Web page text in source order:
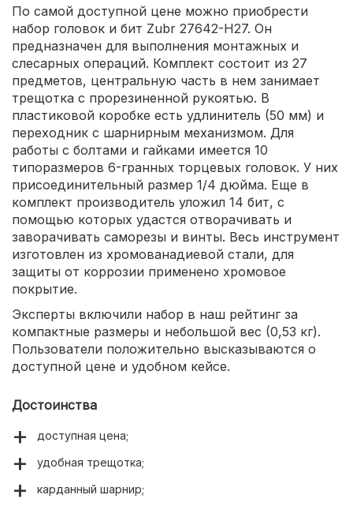
По самой доступной цене можно приобрести
набор головок и бит Zubr 27642-H27. Он
предназначен для выполнения монтажных и
слесарных операций. Комплект состоит из 27
предметов, центральную часть в нем занимает
трещотка с прорезиненной рукоятью. В
пластиковой коробке есть удлинитель (50 мм) и
переходник с шарнирным механизмом. Для
работы с болтами и гайками имеется 10
типоразмеров 6-гранных торцевых головок. У них
присоединительный размер 1/4 дюйма. Еще в
комплект производитель уложил 14 бит, с
помощью которых удастся отворачивать и
заворачивать саморезы и винты. Весь инструмент
изготовлен из хромованадиевой стали, для
защиты от коррозии применено хромовое
покрытие.
Эксперты включили набор в наш рейтинг за
компактные размеры и небольшой вес (0,53 кг).
Пользователи положительно высказываются о
доступной цене и удобном кейсе.
Достоинства
доступная цена;
удобная трещотка;
карданный шарнир;